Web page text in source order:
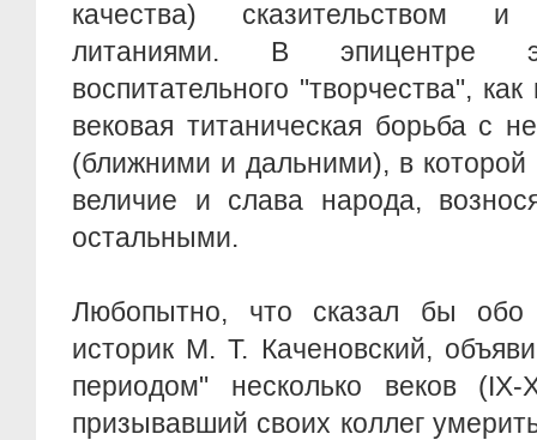
качества) сказительством и
литаниями. В эпицентре
воспитательного "творчества",
вековая титаническая борьба с
(ближними и дальними), в которой
величие и слава народа,
остальными.
Любопытно, что сказал бы обо
историк М. Т. Каченовский,
периодом" несколько веков
призывавший своих коллег